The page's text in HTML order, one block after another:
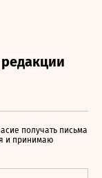
получать письма
и принимаю